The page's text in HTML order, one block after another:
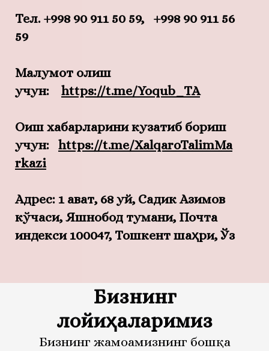
Тел. +998 90 911 50 59, +998 90 911 56
59
Малумот олиш
учун:
https://t.me/Yoqub TA
Оқиш хабарларини кузатиб бориш
учун: https://t.me/XalqaroTalimMa
rkazi
Адрес: 1 қават, 68 уй, Садик Азимов
кўчаси, Яшнобод тумани, Почта
индекси 100047, Тошкент шаҳри, Ўз
Бизнинг
лойиҳаларимиз
Бизнинг жамоамизнинг бошқа